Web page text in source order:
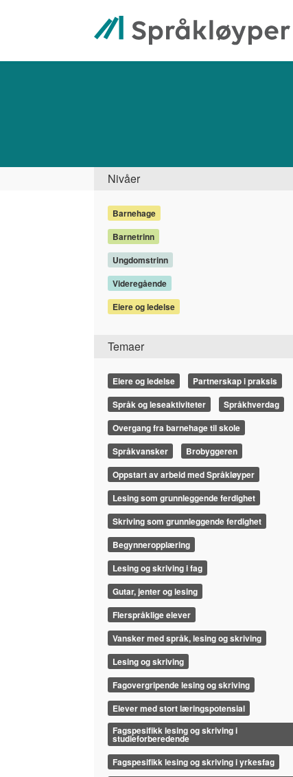
Nivåer
Barnehage
Barnetrinn
Ungdomstrinn
Videregående
Eiere og ledelse
Temaer
Eiere og ledelse
Partnerskap i praksis
Språk og leseaktiviteter
Språkhverdag
Overgang fra barnehage til skole
Språkvansker
Brobyggeren
Oppstart av arbeid med Språkløyper
Lesing som grunnleggende ferdighet
Skriving som grunnleggende ferdighet
Begynneropplæring
Lesing og skriving i fag
Gutar, jenter og lesing
Flerspråklige elever
Vansker med språk, lesing og skriving
Lesing og skriving
Fagovergripende lesing og skriving
Elever med stort læringspotensial
Fagspesifikk lesing og skriving i
studieforberedende
Fagspesifikk lesing og skriving i yrkesfag